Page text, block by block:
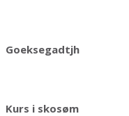
Goeksegadtjh
Kurs i skosøm